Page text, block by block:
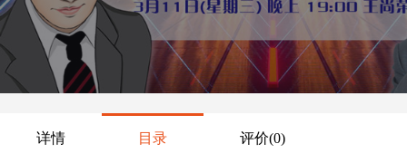
详情 目录 评价(0)